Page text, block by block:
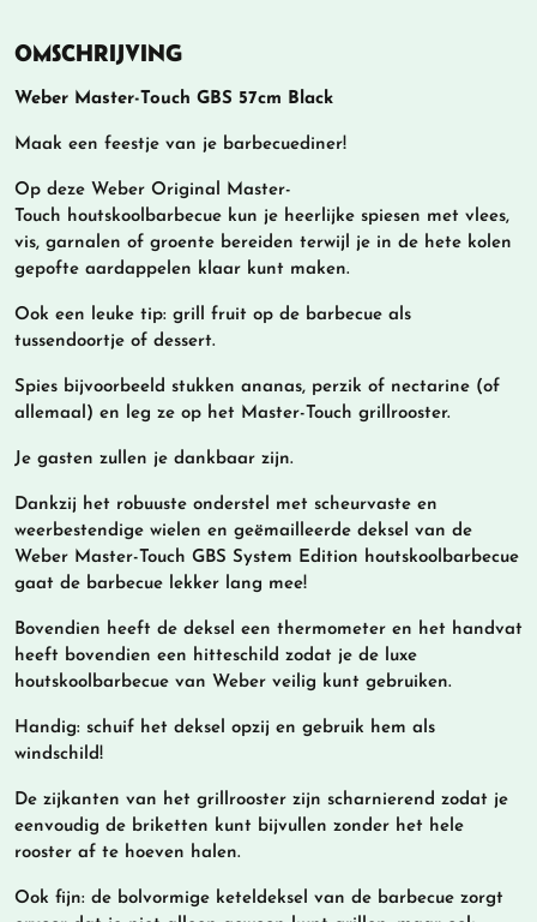
OMSCHRIJVING
Weber Master-Touch GBS 57cm Black
Maak een feestje van je barbecuediner!
Op deze Weber Original Master-
Touch houtskoolbarbecue kun je heerlijke spiesen met vlees,
vis, garnalen of groente bereiden terwijl je in de hete kolen
gepofte aardappelen klaar kunt maken.
Ook een leuke tip: grill fruit op de barbecue als
tussendoortje of dessert.
Spies bijvoorbeeld stukken ananas, perzik of nectarine (of
allemaal) en leg ze op het Master-Touch grillrooster.
Je gasten zullen je dankbaar zijn.
Dankzij het robuuste onderstel met scheurvaste en
weerbestendige wielen en geëmailleerde deksel van de
Weber Master-Touch GBS System Edition houtskoolbarbecue
gaat de barbecue lekker lang mee!
Bovendien heeft de deksel een thermometer en het handvat
heeft bovendien een hitteschild zodat je de luxe
houtskoolbarbecue van Weber veilig kunt gebruiken.
Handig: schuif het deksel opzij en gebruik hem als
windschild!
De zijkanten van het grillrooster zijn scharnierend zodat je
eenvoudig de briketten kunt bijvullen zonder het hele
rooster af te hoeven halen.
Ook fijn: de bolvormige keteldeksel van de barbecue zorgt